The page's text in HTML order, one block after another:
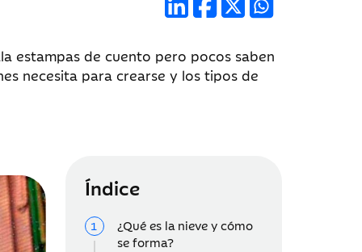
estampas de cuento pero pocos saben
necesita para crearse y los tipos de
Índice
¿Qué es la nieve y cómo
se forma?